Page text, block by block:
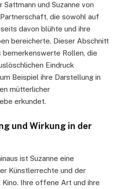
Sattmann und Suzanne von
die sowohl auf
davon blühte und ihre
bereicherte. Dieser Abschnitt
bemerkenswerte Rollen, die
Eindruck
Beispiel ihre Darstellung in
mütterlicher
erkundet.
und Wirkung in der
ist Suzanne eine
Künstlerrechte und der
Kino. Ihre offene Art und ihre